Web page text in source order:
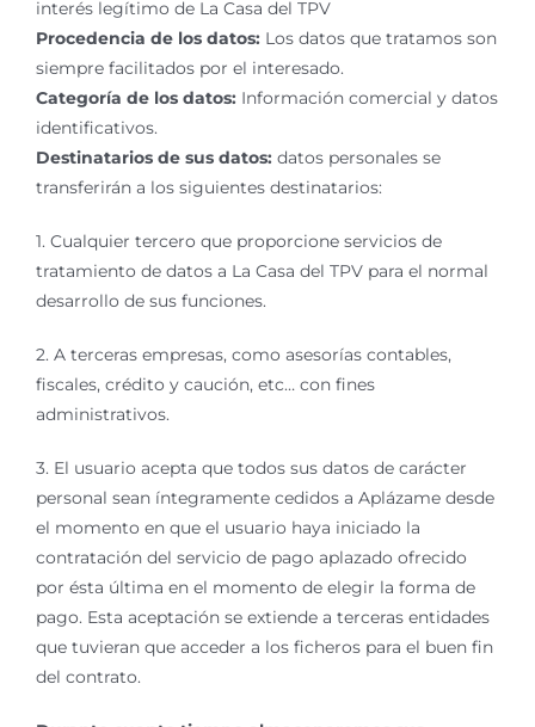
interés legítimo de La Casa del TPV
Procedencia de los datos: Los datos que tratamos son
siempre facilitados por el interesado.
Categoría de los datos: Información comercial y datos
identificativos.
Destinatarios de sus datos: datos personales se
transferirán a los siguientes destinatarios:
1. Cualquier tercero que proporcione servicios de
tratamiento de datos a La Casa del TPV para el normal
desarrollo de sus funciones.
2. A terceras empresas, como asesorías contables,
fiscales, crédito y caución, etc… con fines
administrativos.
3. El usuario acepta que todos sus datos de carácter
personal sean íntegramente cedidos a Aplázame desde
el momento en que el usuario haya iniciado la
contratación del servicio de pago aplazado ofrecido
por ésta última en el momento de elegir la forma de
pago. Esta aceptación se extiende a terceras entidades
que tuvieran que acceder a los ficheros para el buen fin
del contrato.